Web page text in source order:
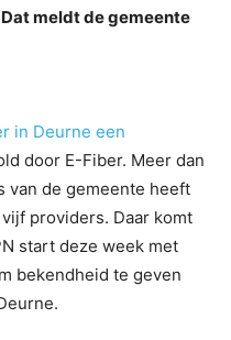
meldt de gemeente
in Deurne een
door E-Fiber. Meer dan
van de gemeente heeft
providers. Daar komt
start deze week met
bekendheid te geven